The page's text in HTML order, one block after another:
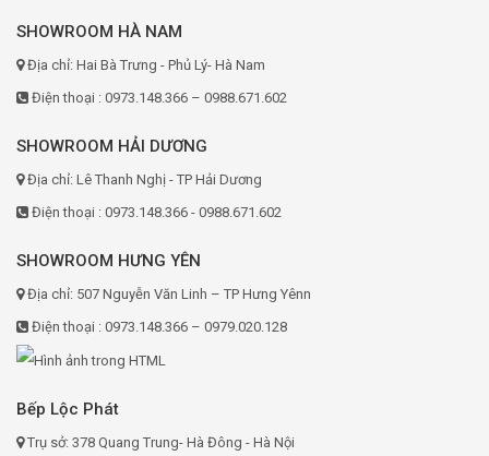
SHOWROOM HÀ NAM
Địa chỉ: Hai Bà Trưng - Phủ Lý- Hà Nam
Điện thoại : 0973.148.366 – 0988.671.602
SHOWROOM HẢI DƯƠNG
Địa chỉ: Lê Thanh Nghị - TP Hải Dương
Điện thoại : 0973.148.366 - 0988.671.602
SHOWROOM HƯNG YÊN
Địa chỉ: 507 Nguyễn Văn Linh – TP Hưng Yênn
Điện thoại : 0973.148.366 – 0979.020.128
Bếp Lộc Phát
Trụ sở: 378 Quang Trung- Hà Đông - Hà Nội